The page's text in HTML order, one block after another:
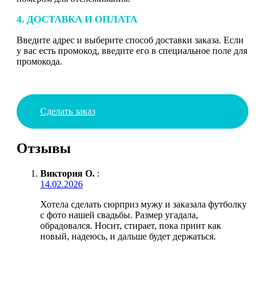
4. ДОСТАВКА И ОПЛАТА
Введите адрес и выберите способ доставки заказа. Если
у вас есть промокод, введите его в специальное поле для
промокода.
Сделать заказ
Отзывы
Виктория О. :
14.02.2026
Хотела сделать сюрприз мужу и заказала футболку
с фото нашей свадьбы. Размер угадала,
обрадовался. Носит, стирает, пока принт как
новый, надеюсь, и дальше будет держаться.